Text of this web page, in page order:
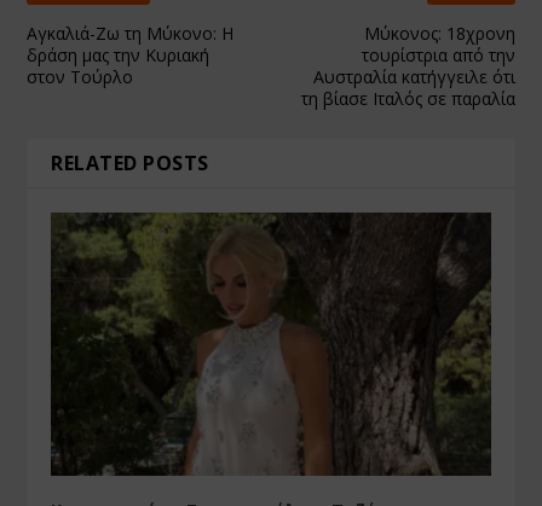
Αγκαλιά-Ζω τη Μύκονο: Η
δράση μας την Κυριακή
στον Τούρλο
Μύκονος: 18χρονη
τουρίστρια από την
Αυστραλία κατήγγειλε ότι
τη βίασε Ιταλός σε παραλία
RELATED POSTS